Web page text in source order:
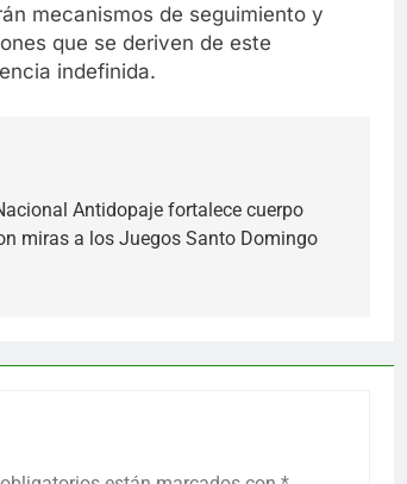
mecanismos de seguimiento y
que se deriven de este
indefinida.
Antidopaje fortalece cuerpo
miras a los Juegos Santo Domingo